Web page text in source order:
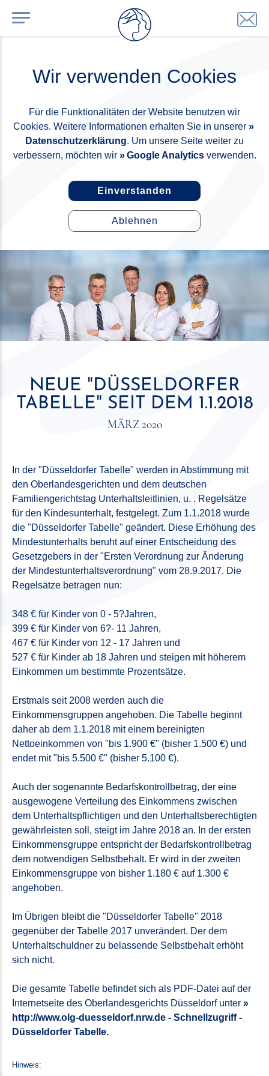
Wir verwenden Cookies
Für die Funktionalitäten der Website benutzen wir
Cookies. Weitere Informationen erhalten Sie in unserer
Datenschutzerklärung. Um unsere Seite weiter zu
verbessern, möchten wir
Google Analyticsverwenden.
Einverstanden
Ablehnen
NEUE "DÜSSELDORFER
TABELLE" SEIT DEM 1.1.2018
MÄRZ 2020
In der "Düsseldorfer Tabelle" werden in Abstimmung mit
den Oberlandesgerichten und dem deutschen
Familiengerichtstag Unterhaltsleitlinien, u. . Regelsätze
für den Kindesunterhalt, festgelegt. Zum 1.1.2018 wurde
die "Düsseldorfer Tabelle" geändert. Diese Erhöhung des
Mindestunterhalts beruht auf einer Entscheidung des
Gesetzgebers in der "Ersten Verordnung zur Änderung
der Mindestunterhaltsverordnung" vom 28.9.2017. Die
Regelsätze betragen nun:
348 € für Kinder von 0 - 5?Jahren,
399 € für Kinder von 6?- 11 Jahren,
467 € für Kinder von 12 - 17 Jahren und
527 € für Kinder ab 18 Jahren und steigen mit höherem
Einkommen um bestimmte Prozentsätze.
Erstmals seit 2008 werden auch die
Einkommensgruppen angehoben. Die Tabelle beginnt
daher ab dem 1.1.2018 mit einem bereinigten
Nettoeinkommen von "bis 1.900 €" (bisher 1.500 €) und
endet mit "bis 5.500 €" (bisher 5.100 €).
Auch der sogenannte Bedarfskontrollbetrag, der eine
ausgewogene Verteilung des Einkommens zwischen
dem Unterhaltspflichtigen und den Unterhaltsberechtigten
gewährleisten soll, steigt im Jahre 2018 an. In der ersten
Einkommensgruppe entspricht der Bedarfskontrollbetrag
dem notwendigen Selbstbehalt. Er wird in der zweiten
Einkommensgruppe von bisher 1.180 € auf 1.300 €
angehoben.
Im Übrigen bleibt die "Düsseldorfer Tabelle" 2018
gegenüber der Tabelle 2017 unverändert. Der dem
Unterhaltschuldner zu belassende Selbstbehalt erhöht
sich nicht.
Die gesamte Tabelle befindet sich als PDF-Datei auf der
Internetseite des Oberlandesgerichts Düsseldorf unter
http://www.olg-duesseldorf.nrw.de - Schnellzugriff -
Düsseldorfer Tabelle.
Hinweis: